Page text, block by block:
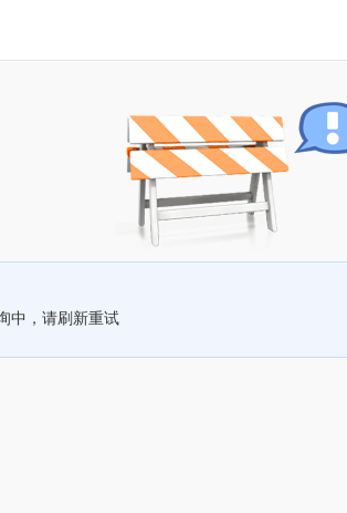
中，请刷新重试